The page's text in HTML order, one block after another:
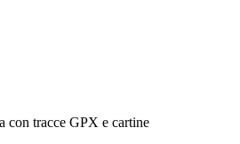
con tracce GPX e cartine